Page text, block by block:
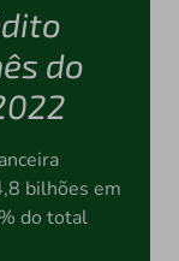
do
bilhões em
do total